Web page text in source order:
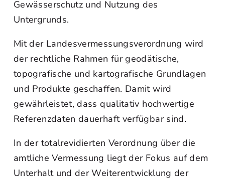
Gewässerschutz und Nutzung des
Untergrunds.
Mit der Landesvermessungsverordnung wird
der rechtliche Rahmen für geodätische,
topografische und kartografische Grundlagen
und Produkte geschaffen. Damit wird
gewährleistet, dass qualitativ hochwertige
Referenzdaten dauerhaft verfügbar sind.
In der totalrevidierten Verordnung über die
amtliche Vermessung liegt der Fokus auf dem
Unterhalt und der Weiterentwicklung der